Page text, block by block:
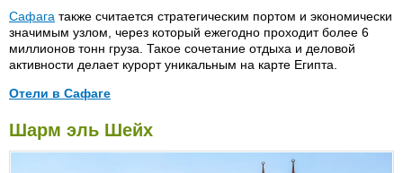
Сафага также считается стратегическим портом и экономически
значимым узлом, через который ежегодно проходит более 6
миллионов тонн груза. Такое сочетание отдыха и деловой
активности делает курорт уникальным на карте Египта.
Отели в Сафаге
Amira Safaga 3*
Holliday Inn 4*
Sharms Safaga 4* (бывший
Holiday Inn 5*)
Шарм эль Шейх